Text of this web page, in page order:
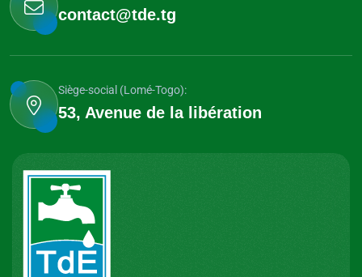
contact@tde.tg
Siège-social (Lomé-Togo):
53, Avenue de la libération